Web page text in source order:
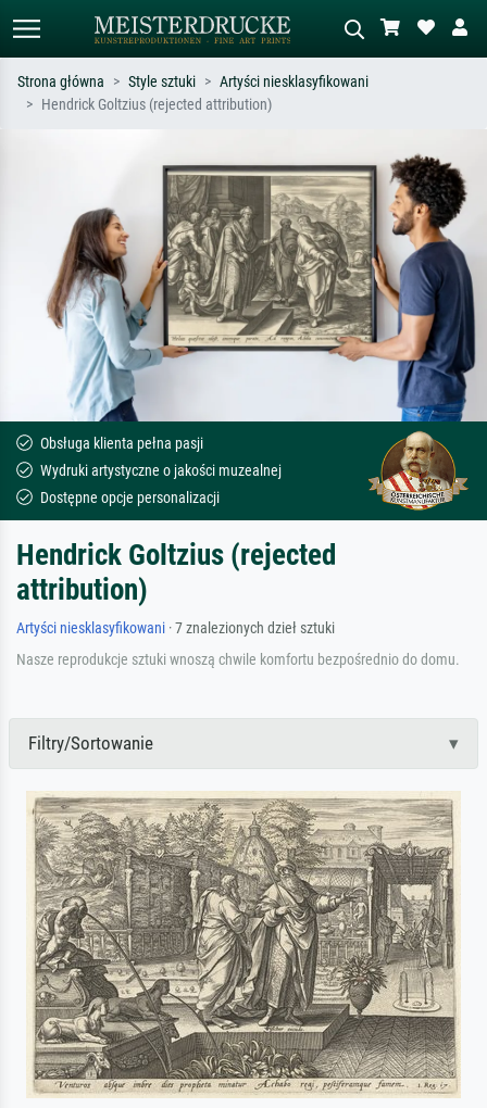
Monet, Gwiaździsta noc,
impresjonizm, fala Hokusaia, akt.
Opisz scenę – np. zielona łąka,
abstrakcja z czerwienią, ciemny olej,
stojący akt obok drzewa.
Strona główna Style sztuki
Artyści niesklasyfikowani
Hendrick Goltzius (rejected attribution)
Obsługa klienta pełna pasji
Wydruki artystyczne o jakości muzealnej
Dostępne opcje personalizacji
Hendrick Goltzius (rejected
attribution)
Artyści niesklasyfikowani · 7 znalezionych dzieł sztuki
Nasze reprodukcje sztuki wnoszą chwile komfortu bezpośrednio do domu.
Filtry/Sortowanie